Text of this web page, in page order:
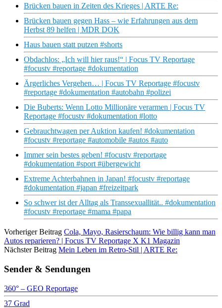
Brücken bauen in Zeiten des Krieges | ARTE Re:
Brücken bauen gegen Hass – wie Erfahrungen aus dem
Herbst 89 helfen | MDR DOK
Haus bauen statt putzen #shorts
Obdachlos: „Ich will hier raus!“ | Focus TV Reportage
#focustv #reportage #dokumentation
Ärgerliches Vergehen… | Focus TV Reportage #focustv
#reportage #dokumentation #autobahn #polizei
Die Buberts: Wenn Lotto Millionäre verarmen | Focus TV
Reportage #focustv #dokumentation #lotto
Gebrauchtwagen per Auktion kaufen! #dokumentation
#focustv #reportage #automobile #autos #auto
Immer sein bestes geben! #focustv #reportage
#dokumentation #sport #übergewicht
Extreme Achterbahnen in Japan! #focustv #reportage
#dokumentation #japan #freizeitpark
So schwer ist der Alltag als Transsexuallität.. #dokumentation
#focustv #reportage #mama #papa
Vorheriger Beitrag Cola, Mayo, Rasierschaum: Wie billig kann man
Autos reparieren? | Focus TV Reportage X K1 Magazin
Nächster Beitrag Mein Leben im Retro-Stil | ARTE Re:
Sender & Sendungen
360° – GEO Reportage
37 Grad